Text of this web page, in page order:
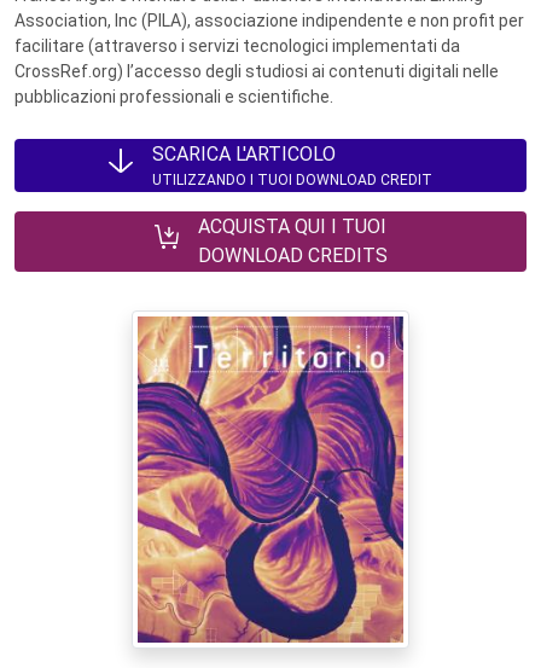
Association, Inc (PILA), associazione indipendente e non profit per
facilitare (attraverso i servizi tecnologici implementati da
CrossRef.org) l’accesso degli studiosi ai contenuti digitali nelle
pubblicazioni professionali e scientifiche.
SCARICA L'ARTICOLO
UTILIZZANDO I TUOI DOWNLOAD CREDIT
ACQUISTA QUI I TUOI
DOWNLOAD CREDITS